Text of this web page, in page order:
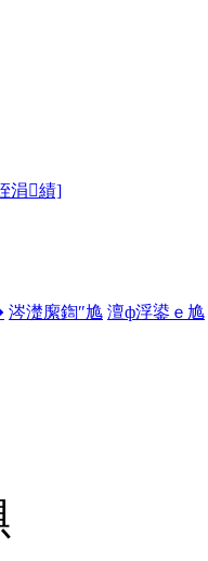
涓績]
涔濋緳鍧″尯 澶ф浮鍙ｅ尯